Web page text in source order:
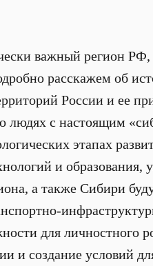
важный регион
расскажем об
России и ее
людях с настоящим
этапах
и
а также Сибири
для личностного
и создание условий